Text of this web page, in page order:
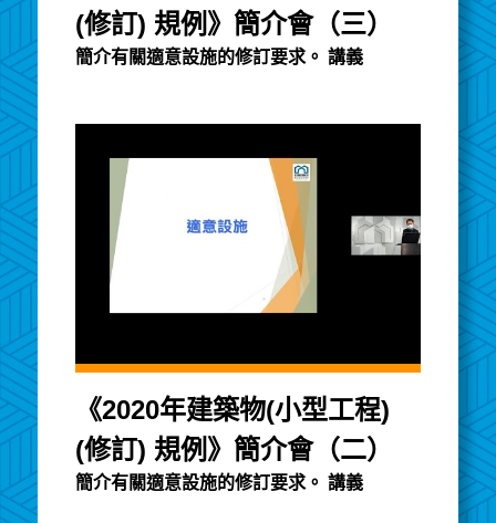
(修訂) 規例》簡介會（三）
簡介有關適意設施的修訂要求。 講義
《2020年建築物(小型工程)
(修訂) 規例》簡介會（二）
簡介有關適意設施的修訂要求。 講義